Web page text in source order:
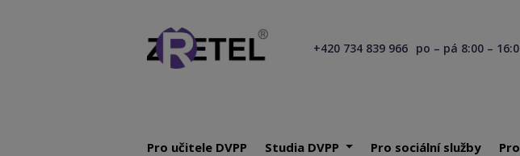
+420 734 839 966 po – pá 8:00 –
Pro učitele DVPP Studia DVPP Pro sociální služby